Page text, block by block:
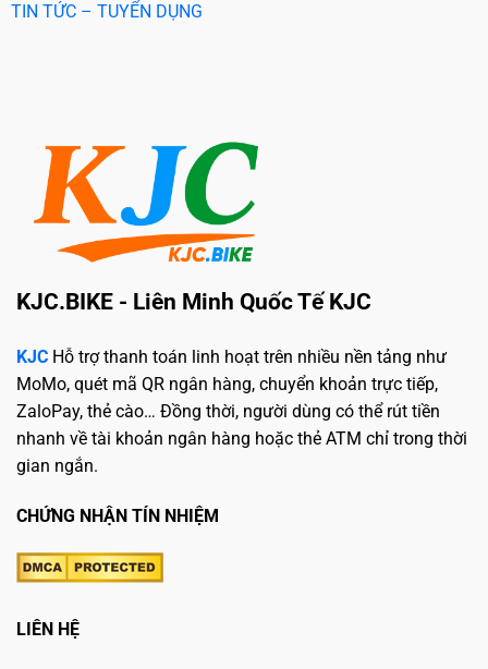
TIN TỨC – TUYỂN DỤNG
KJC.BIKE - Liên Minh Quốc Tế KJC
KJC Hỗ trợ thanh toán linh hoạt trên nhiều nền tảng như
MoMo, quét mã QR ngân hàng, chuyển khoản trực tiếp,
ZaloPay, thẻ cào… Đồng thời, người dùng có thể rút tiền
nhanh về tài khoản ngân hàng hoặc thẻ ATM chỉ trong thời
gian ngắn.
CHỨNG NHẬN TÍN NHIỆM
LIÊN HỆ